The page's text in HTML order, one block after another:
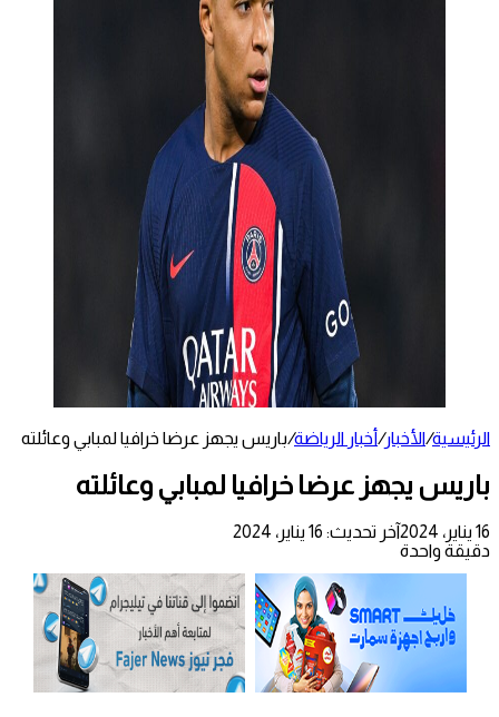
الرئيسية/الأخبار/أخبار الرياضة/باريس يجهز عرضا خرافيا لمبابي وعائلته
باريس يجهز عرضا خرافيا لمبابي وعائلته
16 يناير، 2024
آخر تحديث: 16 يناير، 2024
دقيقة واحدة